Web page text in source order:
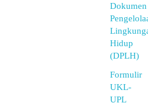
Dokumen
Hidup
(DPLH)
Formulir
UKL-
UPL